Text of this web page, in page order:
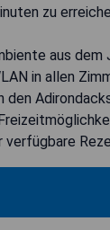
zu
aus dem
in allen
den
verfügbare